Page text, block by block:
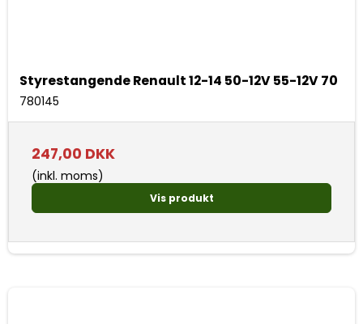
Styrestangende Renault 12-14 50-12V 55-12V 70
780145
247,00 DKK
(inkl. moms)
Vis produkt